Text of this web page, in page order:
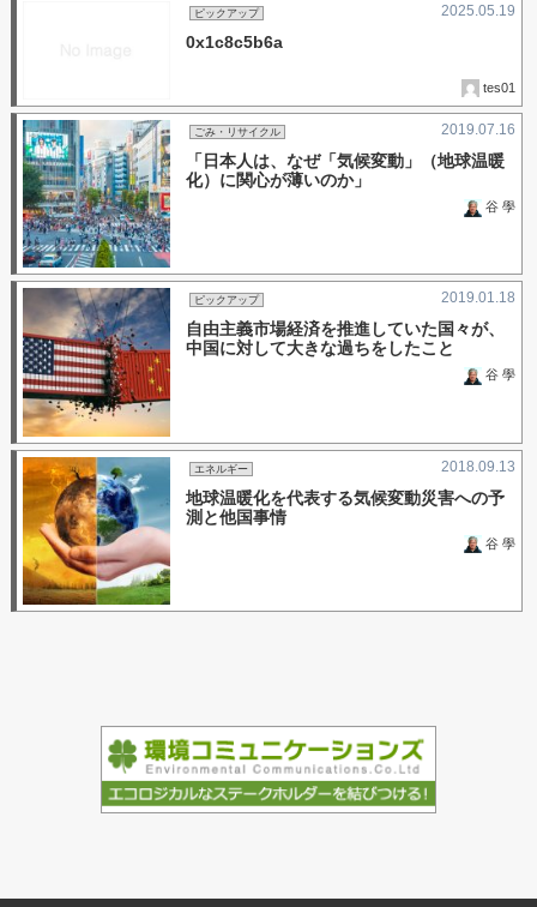
ピックアップ 2025.05.19
0x1c8c5b6a
tes01
ごみ・リサイクル 2019.07.16
「日本人は、なぜ「気候変動」（地球温暖
化）に関心が薄いのか」
谷 學
ピックアップ 2019.01.18
自由主義市場経済を推進していた国々が、
中国に対して大きな過ちをしたこと
谷 學
エネルギー 2018.09.13
地球温暖化を代表する気候変動災害への予
測と他国事情
谷 學